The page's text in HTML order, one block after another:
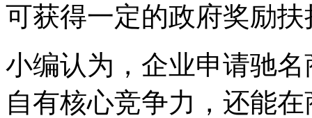
可获得一定的政府奖励
小编认为，企业申请驰
自有核心竞争力，还能